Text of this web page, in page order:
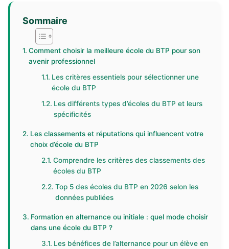
Sommaire
Comment choisir la meilleure école du BTP pour son
avenir professionnel
Les critères essentiels pour sélectionner une
école du BTP
Les différents types d’écoles du BTP et leurs
spécificités
Les classements et réputations qui influencent votre
choix d’école du BTP
Comprendre les critères des classements des
écoles du BTP
Top 5 des écoles du BTP en 2026 selon les
données publiées
Formation en alternance ou initiale : quel mode choisir
dans une école du BTP ?
Les bénéfices de l’alternance pour un élève en